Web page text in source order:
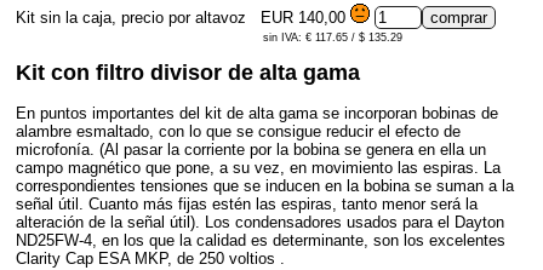
Kit sin la caja, precio por altavoz EUR 140,00
sin IVA: € 117.65 / $ 135.29
Kit con filtro divisor de alta gama
En puntos importantes del kit de alta gama se incorporan bobinas de
alambre esmaltado, con lo que se consigue reducir el efecto de
microfonía. (Al pasar la corriente por la bobina se genera en ella un
campo magnético que pone, a su vez, en movimiento las espiras. La
correspondientes tensiones que se inducen en la bobina se suman a la
señal útil. Cuanto más fijas estén las espiras, tanto menor será la
alteración de la señal útil). Los condensadores usados para el Dayton
ND25FW-4, en los que la calidad es determinante, son los excelentes
Clarity Cap ESA MKP, de 250 voltios .